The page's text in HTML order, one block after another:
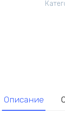
Описание